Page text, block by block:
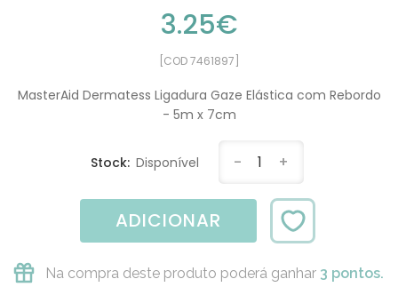
3.25€
[COD 7461897]
MasterAid Dermatess Ligadura Gaze Elástica com Rebordo
- 5m x 7cm
Stock: Disponível - 1 +
ADICIONAR
Na compra deste produto poderá ganhar 3 pontos.